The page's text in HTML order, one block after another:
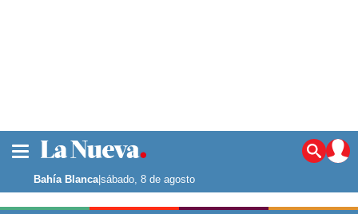
Noticias
La ciudad
Punta Alta
Bahía Blanca|sábado, 8 de agosto